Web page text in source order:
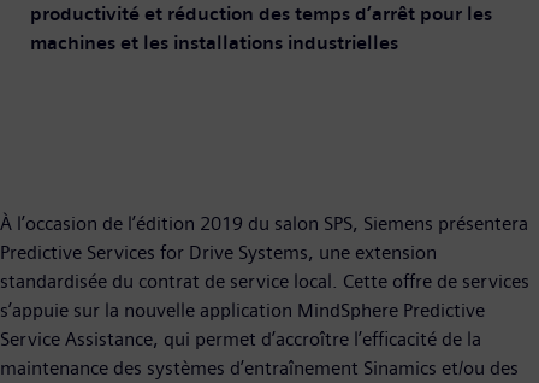
productivité et réduction des temps d’arrêt pour les
machines et les installations industrielles
À l’occasion de l’édition 2019 du salon SPS, Siemens présentera
Predictive Services for Drive Systems, une extension
standardisée du contrat de service local. Cette offre de services
s’appuie sur la nouvelle application MindSphere Predictive
Service Assistance, qui permet d’accroître l’efficacité de la
maintenance des systèmes d’entraînement Sinamics et/ou des